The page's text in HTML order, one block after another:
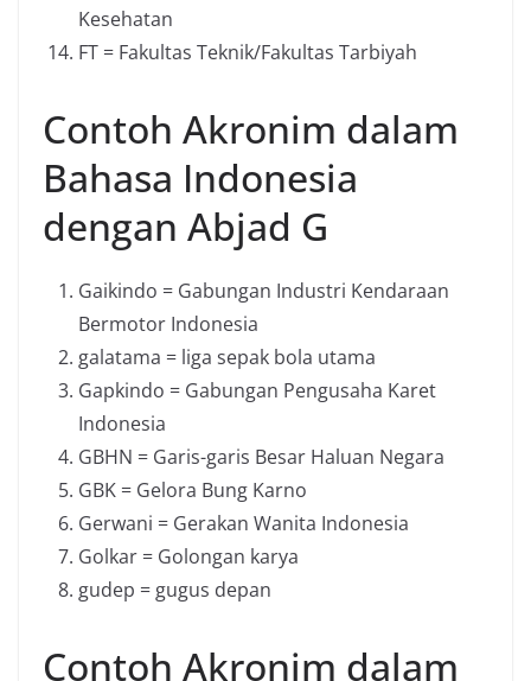
Kesehatan
FT = Fakultas Teknik/Fakultas Tarbiyah
Contoh Akronim dalam
Bahasa Indonesia
dengan Abjad G
Gaikindo = Gabungan Industri Kendaraan
Bermotor Indonesia
galatama = liga sepak bola utama
Gapkindo = Gabungan Pengusaha Karet
Indonesia
GBHN = Garis-garis Besar Haluan Negara
GBK = Gelora Bung Karno
Gerwani = Gerakan Wanita Indonesia
Golkar = Golongan karya
gudep = gugus depan
Contoh Akronim dalam